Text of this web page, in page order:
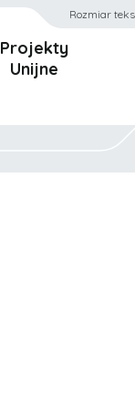
Rozmiar
Projekty
Unijne